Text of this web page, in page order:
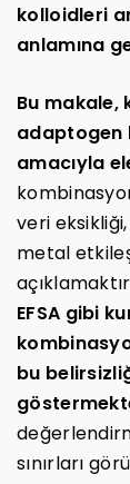
kolloidleri
anlamına
Bu makale,
adaptogen
amacıyla
veri
metal
EFSA gibi
bu
sınırları